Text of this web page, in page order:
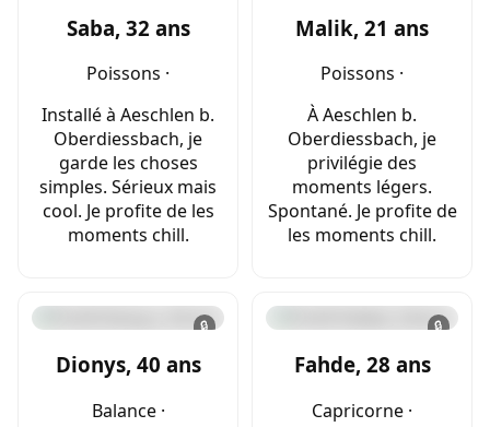
Saba, 32 ans
Poissons ·
Installé à Aeschlen b.
Oberdiessbach, je
garde les choses
simples. Sérieux mais
cool. Je profite de les
moments chill.
Malik, 21 ans
Poissons ·
À Aeschlen b.
Oberdiessbach, je
privilégie des
moments légers.
Spontané. Je profite de
les moments chill.
🔒
Dionys, 40 ans
Balance ·
🔒
Fahde, 28 ans
Capricorne ·